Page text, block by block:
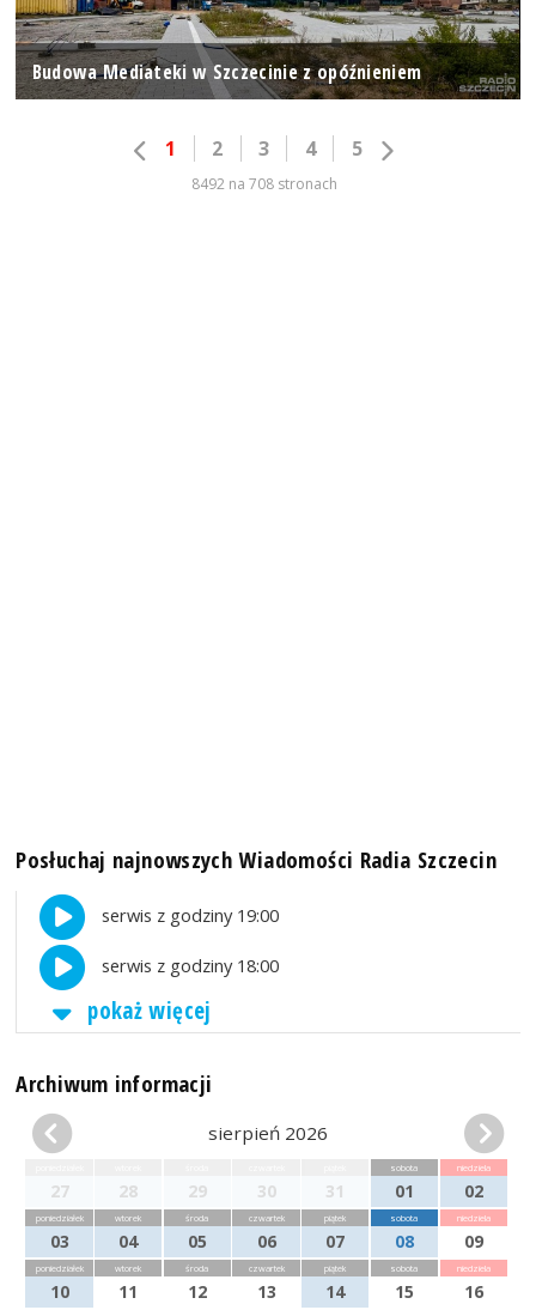
Budowa Mediateki w Szczecinie z opóźnieniem
1 2 3 4 5
8492 na 708 stronach
Posłuchaj najnowszych Wiadomości Radia Szczecin
serwis z godziny 19:00
serwis z godziny 18:00
pokaż więcej
Archiwum informacji
sierpień 2026
27 28 29 30 31
sobota
01
niedziela
02
poniedziałek
03
wtorek
04
środa
05
czwartek
06
piątek
07
sobota
08
niedziela
09
poniedziałek
10
wtorek
11
środa
12
czwartek
13
piątek
14
sobota
15
niedziela
16